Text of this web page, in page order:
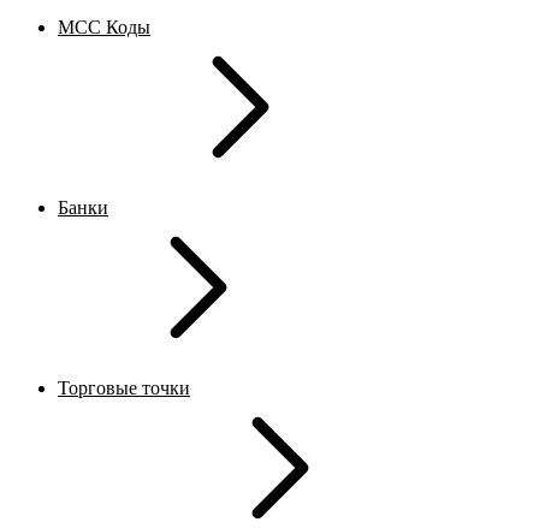
MCC Коды
Банки
Торговые точки